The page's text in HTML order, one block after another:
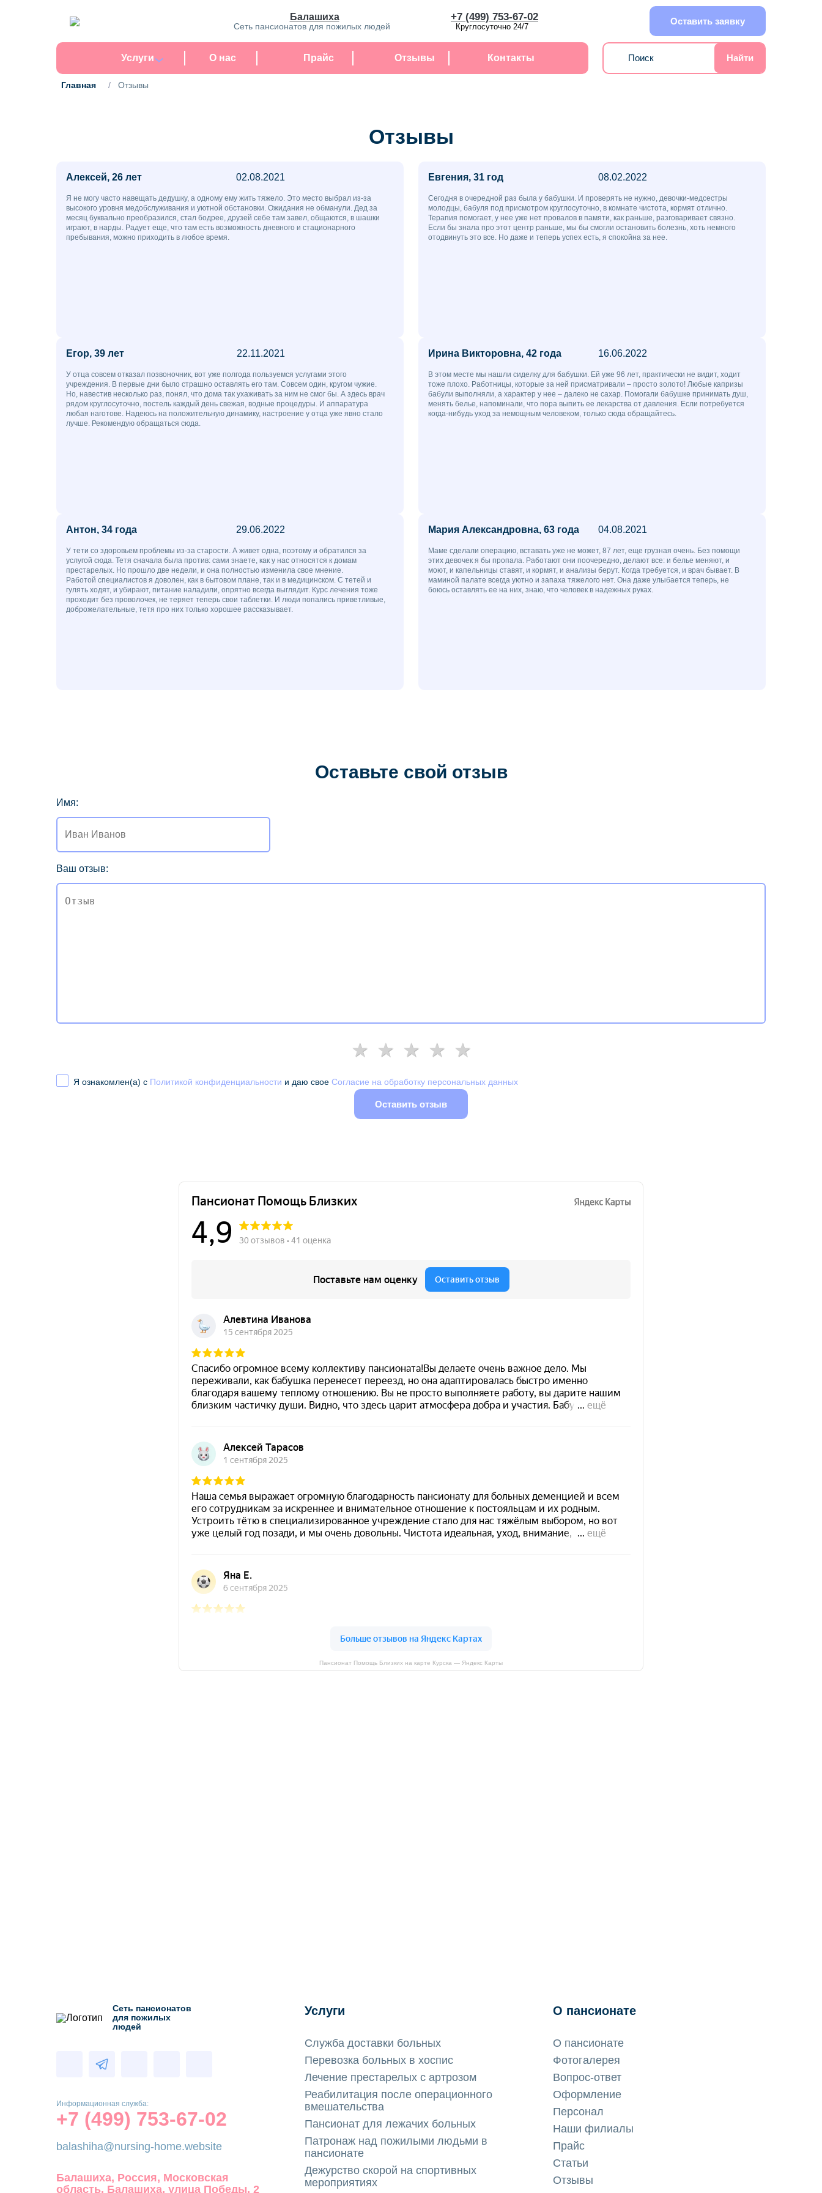
Балашиха
Сеть пансионатов для пожилых людей
+7 (499) 753-67-02
Круглосуточно 24/7 Оставить заявку
Услуги О нас Прайс Отзывы Контакты Найти
Главная / Отзывы
Отзывы
Алексей, 26 лет 02.08.2021
Я не могу часто навещать дедушку, а одному ему жить тяжело. Это место выбрал из-за
высокого уровня медобслуживания и уютной обстановки. Ожидания не обманули. Дед за
месяц буквально преобразился, стал бодрее, друзей себе там завел, общаются, в шашки
играют, в нарды. Радует еще, что там есть возможность дневного и стационарного
пребывания, можно приходить в любое время.
Евгения, 31 год 08.02.2022
Сегодня в очередной раз была у бабушки. И проверять не нужно, девочки-медсестры
молодцы, бабуля под присмотром круглосуточно, в комнате чистота, кормят отлично.
Терапия помогает, у нее уже нет провалов в памяти, как раньше, разговаривает связно.
Если бы знала про этот центр раньше, мы бы смогли остановить болезнь, хоть немного
отодвинуть это все. Но даже и теперь успех есть, я спокойна за нее.
Егор, 39 лет 22.11.2021
У отца совсем отказал позвоночник, вот уже полгода пользуемся услугами этого
учреждения. В первые дни было страшно оставлять его там. Совсем один, кругом чужие.
Но, навестив несколько раз, понял, что дома так ухаживать за ним не смог бы. А здесь врач
рядом круглосуточно, постель каждый день свежая, водные процедуры. И аппаратура
любая наготове. Надеюсь на положительную динамику, настроение у отца уже явно стало
лучше. Рекомендую обращаться сюда.
Ирина Викторовна, 42 года 16.06.2022
В этом месте мы нашли сиделку для бабушки. Ей уже 96 лет, практически не видит, ходит
тоже плохо. Работницы, которые за ней присматривали – просто золото! Любые капризы
бабули выполняли, а характер у нее – далеко не сахар. Помогали бабушке принимать душ,
менять белье, напоминали, что пора выпить ее лекарства от давления. Если потребуется
когда-нибудь уход за немощным человеком, только сюда обращайтесь.
Антон, 34 года 29.06.2022
У тети со здоровьем проблемы из-за старости. А живет одна, поэтому и обратился за
услугой сюда. Тетя сначала была против: сами знаете, как у нас относятся к домам
престарелых. Но прошло две недели, и она полностью изменила свое мнение.
Работой специалистов я доволен, как в бытовом плане, так и в медицинском. С тетей и
гулять ходят, и убирают, питание наладили, опрятно всегда выглядит. Курс лечения тоже
проходит без проволочек, не теряет теперь свои таблетки. И люди попались приветливые,
доброжелательные, тетя про них только хорошее рассказывает.
Мария Александровна, 63 года 04.08.2021
Маме сделали операцию, вставать уже не может, 87 лет, еще грузная очень. Без помощи
этих девочек я бы пропала. Работают они поочередно, делают все: и белье меняют, и
моют, и капельницы ставят, и кормят, и анализы берут. Когда требуется, и врач бывает. В
маминой палате всегда уютно и запаха тяжелого нет. Она даже улыбается теперь, не
боюсь оставлять ее на них, знаю, что человек в надежных руках.
Оcтавьте свой отзыв
Имя:
Ваш отзыв:
Я ознакомлен(а) с Политикой конфиденциальности и даю свое Согласие на обработку персональных данных
Оставить отзыв
Пансионат Помощь Близких на карте Курска — Яндекс Карты
Сеть пансионатов
для пожилых
людей
Информационная служба:
+7 (499) 753-67-02
balashiha@nursing-home.website
Балашиха, Россия, Московская
область, Балашиха, улица Победы, 2
Услуги
Служба доставки больных
Перевозка больных в хоспис
Лечение престарелых с артрозом
Реабилитация после операционного
вмешательства
Пансионат для лежачих больных
Патронаж над пожилыми людьми в
пансионате
Дежурство скорой на спортивных
мероприятиях
О пансионате
О пансионате
Фотогалерея
Вопрос-ответ
Оформление
Персонал
Наши филиалы
Прайс
Статьи
Отзывы